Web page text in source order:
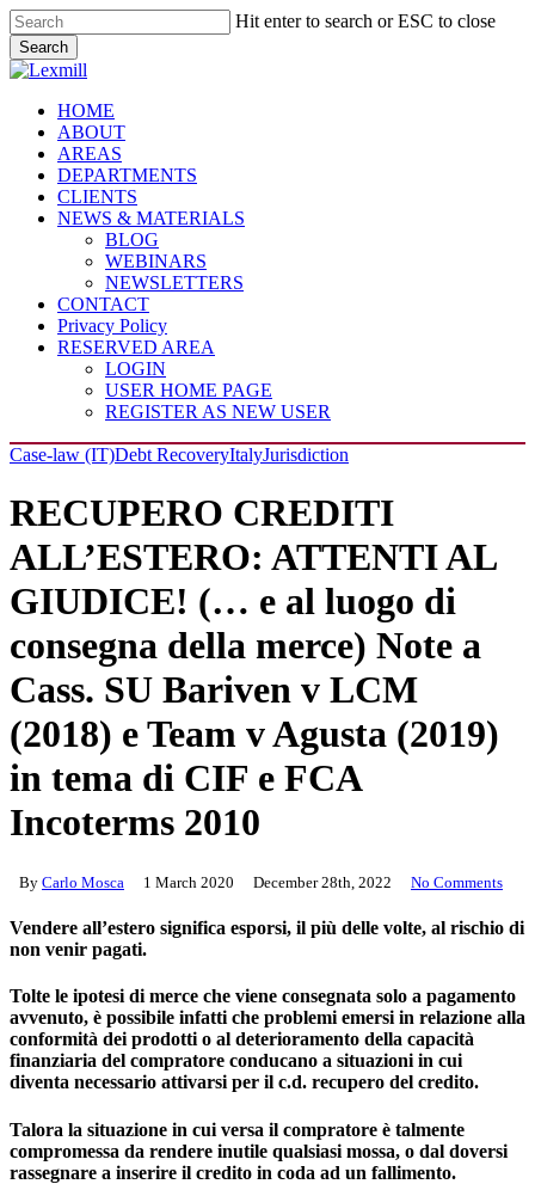
Skip
to
main
content
Hit enter to search or ESC to close
Search
Close
Menu
HOME
ABOUT
AREAS
DEPARTMENTS
CLIENTS
NEWS & MATERIALS
BLOG
WEBINARS
NEWSLETTERS
CONTACT
Privacy Policy
RESERVED AREA
LOGIN
USER HOME PAGE
REGISTER AS NEW USER
Case-law (IT)Debt RecoveryItalyJurisdiction
RECUPERO CREDITI
ALL’ESTERO: ATTENTI AL
GIUDICE! (… e al luogo di
consegna della merce) Note a
Cass. SU Bariven v LCM
(2018) e Team v Agusta (2019)
in tema di CIF e FCA
Incoterms 2010
By Carlo Mosca 1 March 2020 December 28th, 2022 No Comments
Vendere all’estero significa esporsi, il più delle volte, al rischio di
non venir pagati.
Tolte le ipotesi di merce che viene consegnata solo a pagamento
avvenuto, è possibile infatti che problemi emersi in relazione alla
conformità dei prodotti o al deterioramento della capacità
finanziaria del compratore conducano a situazioni in cui
diventa necessario attivarsi per il c.d. recupero del credito.
Talora la situazione in cui versa il compratore è talmente
compromessa da rendere inutile qualsiasi mossa, o dal doversi
rassegnare a inserire il credito in coda ad un fallimento.